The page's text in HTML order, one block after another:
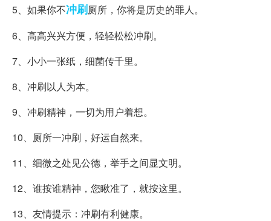
5、如果你不冲刷厕所，你将是历史的罪人。
6、高高兴兴方便，轻轻松松冲刷。
7、小小一张纸，细菌传千里。
8、冲刷以人为本。
9、冲刷精神，一切为用户着想。
10、厕所一冲刷，好运自然来。
11、细微之处见公德，举手之间显文明。
12、谁按谁精神，您瞅准了，就按这里。
13、友情提示：冲刷有利健康。